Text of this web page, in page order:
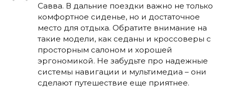
Савва. В дальние поездки важно не только
комфортное сиденье, но и достаточное
место для отдыха. Обратите внимание на
такие модели, как седаны и кроссоверы с
просторным салоном и хорошей
эргономикой. Не забудьте про надежные
системы навигации и мультимедиа – они
сделают путешествие еще приятнее.